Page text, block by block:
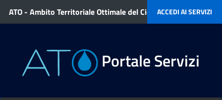
Salta al contenuto principale
ATO - Ambito Territoriale Ottimale del Ciclo Idrico Integrato
ACCEDI AI SERVIZI
Portale Servizi